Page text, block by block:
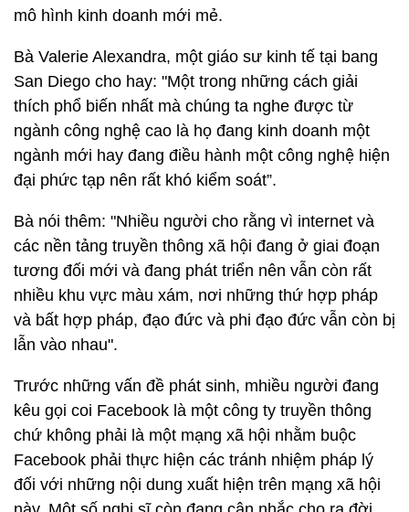
mô hình kinh doanh mới mẻ.
Bà Valerie Alexandra, một giáo sư kinh tế tại bang
San Diego cho hay: "Một trong những cách giải
thích phổ biến nhất mà chúng ta nghe được từ
ngành công nghệ cao là họ đang kinh doanh một
ngành mới hay đang điều hành một công nghệ hiện
đại phức tạp nên rất khó kiểm soát”.
Bà nói thêm: "Nhiều người cho rằng vì internet và
các nền tảng truyền thông xã hội đang ở giai đoạn
tương đối mới và đang phát triển nên vẫn còn rất
nhiều khu vực màu xám, nơi những thứ hợp pháp
và bất hợp pháp, đạo đức và phi đạo đức vẫn còn bị
lẫn vào nhau".
Trước những vấn đề phát sinh, mhiều người đang
kêu gọi coi Facebook là một công ty truyền thông
chứ không phải là một mạng xã hội nhằm buộc
Facebook phải thực hiện các tránh nhiệm pháp lý
đối với những nội dung xuất hiện trên mạng xã hội